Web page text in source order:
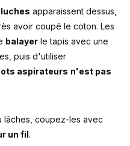
apparaissent dessus,
avoir coupé le coton. Les
balayer le tapis avec une
puis d'utiliser
aspirateurs n'est pas
lâches, coupez-les avec
un fil.